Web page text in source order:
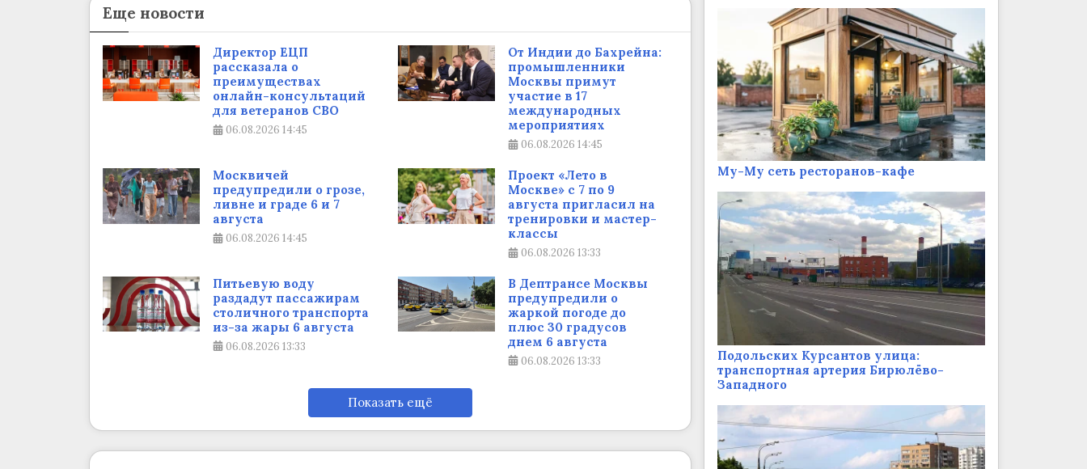
Еще новости
Директор ЕЦП
рассказала о
преимуществах
онлайн-консультаций
для ветеранов СВО
06.08.2026 14:45
От Индии до Бахрейна:
промышленники
Москвы примут
участие в 17
международных
мероприятиях
06.08.2026 14:45
Москвичей
предупредили о грозе,
ливне и граде 6 и 7
августа
06.08.2026 14:45
Проект «Лето в
Москве» с 7 по 9
августа пригласил на
тренировки и мастер-
классы
06.08.2026 13:33
Питьевую воду
раздадут пассажирам
столичного транспорта
из-за жары 6 августа
06.08.2026 13:33
В Дептрансе Москвы
предупредили о
жаркой погоде до
плюс 30 градусов
днем 6 августа
06.08.2026 13:33
Показать ещё
Му-Му сеть ресторанов-кафе
Подольских Курсантов улица:
транспортная артерия Бирюлёво-
Западного